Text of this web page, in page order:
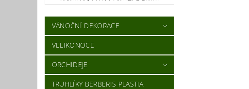
VÁNOČNÍ DEKORACE
VELIKONOCE
ORCHIDEJE
TRUHLÍKY BERBERIS PLASTIA